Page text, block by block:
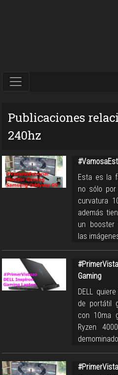
Publicaciones
240hz
Esta es la
no sólo
curvatura
además
un booster
las
Gaming
DELL
de portátil
con 10ma
Ryzen